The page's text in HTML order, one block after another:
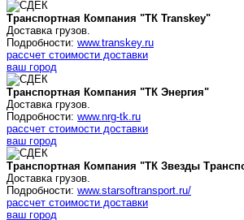
Транспортная Компания "ТК Transkey"
Доставка грузов.
Подробности: www.transkey.ru
рассчет стоимости доставки
ваш город
Транспортная Компания "ТК Энергия"
Доставка грузов.
Подробности: www.nrg-tk.ru
рассчет стоимости доставки
ваш город
Транспортная Компания "ТК Звезды
Доставка грузов.
Подробности: www.starsoftransport.ru/
рассчет стоимости доставки
ваш город